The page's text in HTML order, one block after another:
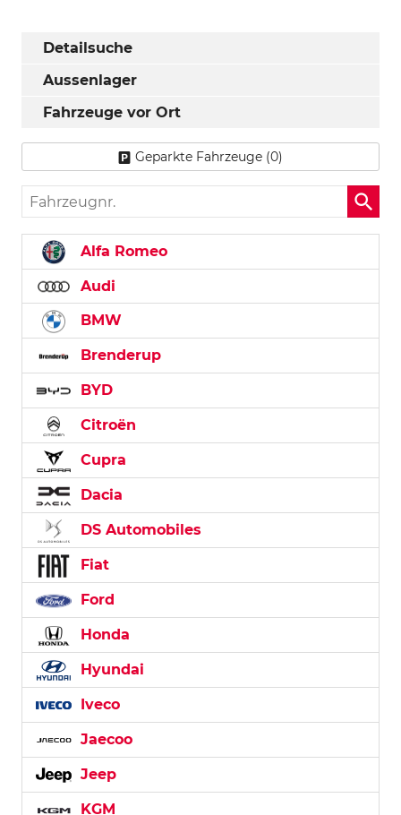
Detailsuche
Aussenlager
Fahrzeuge vor Ort
Geparkte Fahrzeuge (0)
Fahrzeugnr.
Alfa Romeo
Audi
BMW
Brenderup
BYD
Citroën
Cupra
Dacia
DS Automobiles
Fiat
Ford
Honda
Hyundai
Iveco
Jaecoo
Jeep
KGM